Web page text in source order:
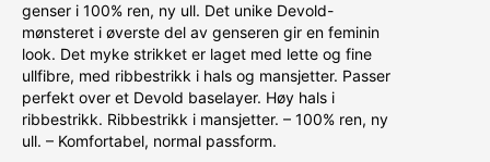
genser i 100% ren, ny ull. Det unike Devold-
mønsteret i øverste del av genseren gir en feminin
look. Det myke strikket er laget med lette og fine
ullfibre, med ribbestrikk i hals og mansjetter. Passer
perfekt over et Devold baselayer. Høy hals i
ribbestrikk. Ribbestrikk i mansjetter. – 100% ren, ny
ull. – Komfortabel, normal passform.